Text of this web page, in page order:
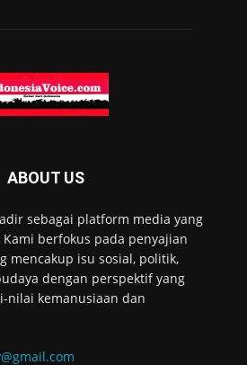
ABOUT US
sebagai platform media yang
berfokus pada penyajian
mencakup isu sosial, politik,
dengan perspektif yang
kemanusiaan dan